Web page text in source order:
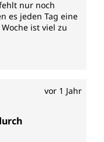
nur noch
es jeden Tag eine
ist viel zu
vor 1 Jahr
4 von 5 Sternen